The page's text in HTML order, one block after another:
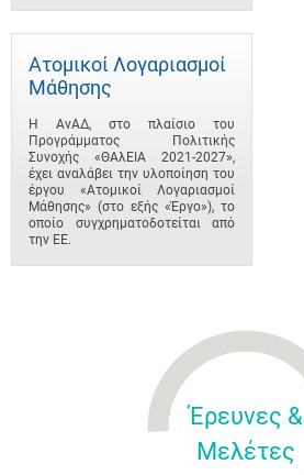
Ατομικοί Λογαριασμοί
Μάθησης
Η ΑνΑΔ, στο πλαίσιο του
Προγράμματος Πολιτικής
Συνοχής «ΘΑλΕΙΑ 2021-2027»,
έχει αναλάβει την υλοποίηση του
έργου «Ατομικοί Λογαριασμοί
Μάθησης» (στο εξής «Έργο»), το
οποίο συγχρηματοδοτείται από
την ΕΕ.
Έρευνες &
Μελέτες